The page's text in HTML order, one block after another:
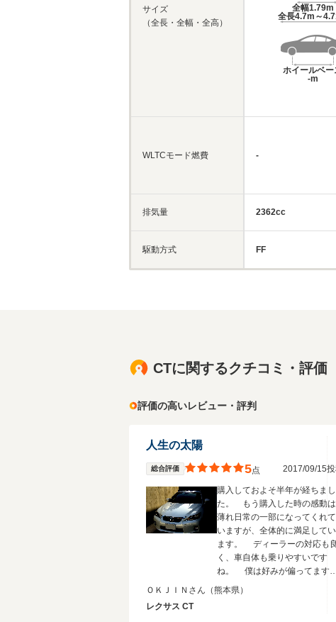
サイズ
（全長・全幅・全高）
WLTCモード燃費
排気量
駆動方式
全幅1.79m
全長4.7m～
ホイールベー
-m
-
2362cc
FF
CTに関するクチコミ・評価
評価の高いレビュー・評判
人生の太陽
総合評価 5点 2017/09/15
購入しておよそ半年が経ちまし
た。 もう購入した時の感動は
薄れ日常の一部になってくれて
いますが、全体的に満足してい
ます。 ディーラーの対応も良
く、車自体も乗りやすいです
ね。 僕は好みが偏ってます
でご参考にはならないかもしれ
ＯＫＪＩＮさん （熊本県）
レクサス CT